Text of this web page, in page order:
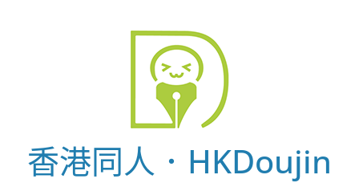
香港同人．HKDoujin